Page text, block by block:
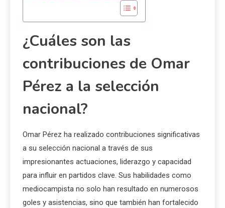
¿Cuáles son las
contribuciones de Omar
Pérez a la selección
nacional?
Omar Pérez ha realizado contribuciones significativas
a su selección nacional a través de sus
impresionantes actuaciones, liderazgo y capacidad
para influir en partidos clave. Sus habilidades como
mediocampista no solo han resultado en numerosos
goles y asistencias, sino que también han fortalecido